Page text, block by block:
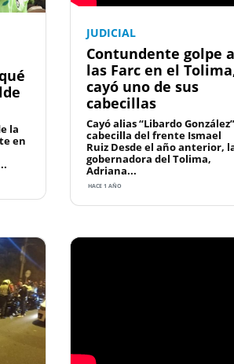
la
en
JUDICIAL
Contundente golpe a
las Farc en el
cayó uno de sus
cabecillas
Cayó alias “Libardo
cabecilla del frente Ismael
Ruiz Desde el año anterior,
gobernadora del Tolima,
Adriana...
HACE 1 AÑO